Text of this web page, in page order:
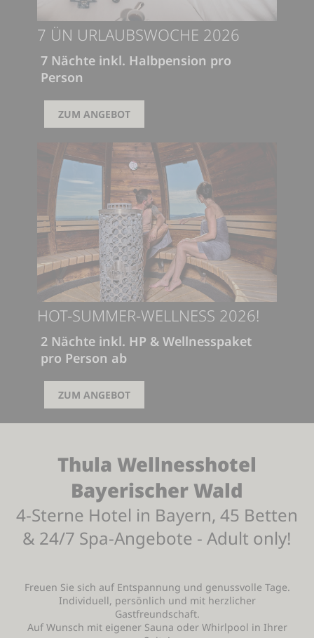
7 ÜN URLAUBSWOCHE 2026
7 Nächte inkl. Halbpension pro
Person
735,00 €
ZUM ANGEBOT
HOT-SUMMER-WELLNESS 2026!
2 Nächte inkl. HP & Wellnesspaket
pro Person ab
326,00 €
ZUM ANGEBOT
Thula Wellnesshotel
Bayerischer Wald
4-Sterne Hotel in Bayern, 45 Betten
& 24/7 Spa-Angebote - Adult only!
Freuen Sie sich auf Entspannung und genussvolle Tage.
Individuell, persönlich und mit herzlicher
Gastfreundschaft.
Auf Wunsch mit eigener Sauna oder Whirlpool in Ihrer